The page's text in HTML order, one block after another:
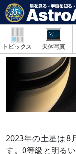
トピックス 天体写真
2023年の土星は8
す。0等級と明る